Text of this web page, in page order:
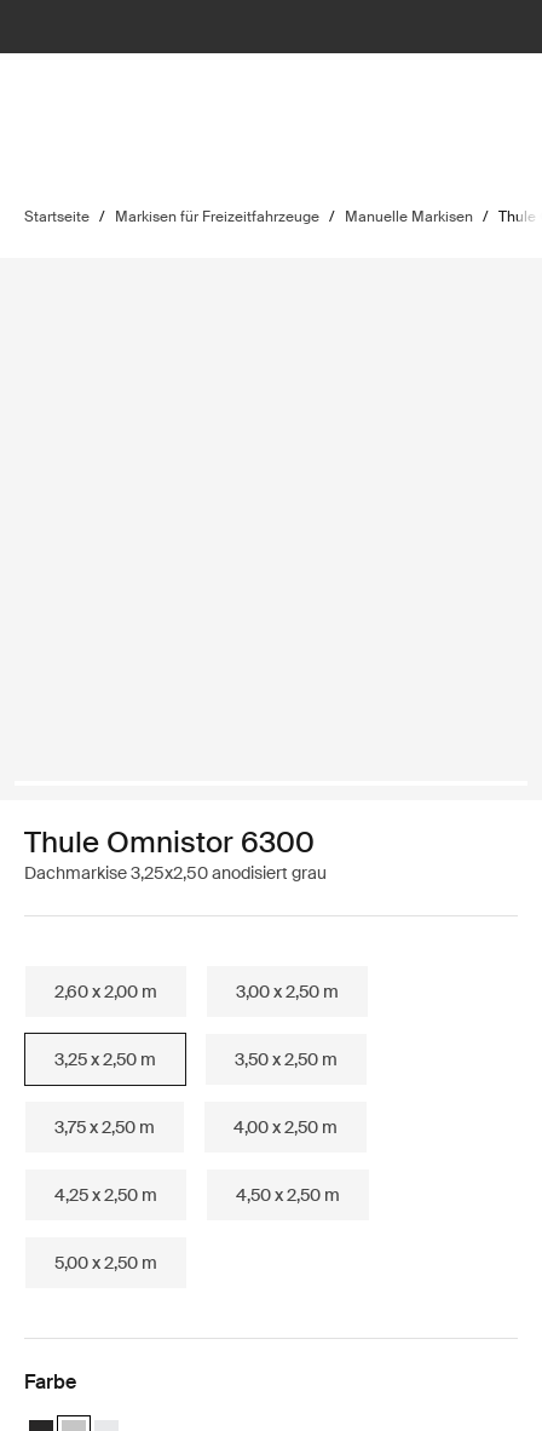
Startseite / Markisen für Freizeitfahrzeuge / Manuelle Markisen / Thule
Thule Omnistor 6300
Dachmarkise 3,25x2,50 anodisiert grau
2,60 x 2,00 m 3,00 x 2,50 m
3,25 x 2,50 m 3,50 x 2,50 m
3,75 x 2,50 m 4,00 x 2,50 m
4,25 x 2,50 m 4,50 x 2,50 m
5,00 x 2,50 m
Farbe
Thule Omnistor 6300 (3.25x2.50) Anthrazit
Thule Omnistor 6300 (3.25x2.50) Eloxiert (selected)